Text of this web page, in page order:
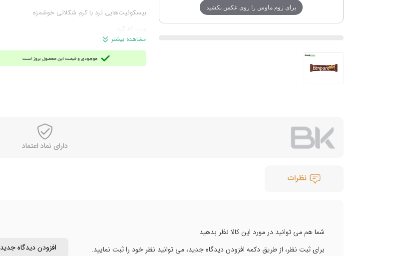
برای زوم ماوس را روی عکس بکشید
بیسکوئیت‌هایی ترد با کرم شکلاتی خوشمزه
برند: اولکر
مشاهده بیشتر
دارای نماد اعتماد
نظرات
شما هم می توانید در مورد این کالا نظر بدهید
برای ثبت نظر، از طریق دکمه افزودن دیدگاه جدید، می توانید نظر خود را ثبت نمایید.
افزودن دیدگاه جدید